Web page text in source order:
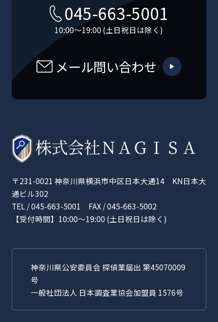
045-663-5001
10:00〜19:00 (土日祝日は除く)
メール問い合わせ
〒231-0021 神奈川県横浜市中区日本大通14 KN日本大
通ビル302
TEL / 045-663-5001 FAX / 045-663-5002
【受付時間】10:00〜19:00 (土日祝日は除く)
神奈川県公安委員会 探偵業届出 第45070009
号
一般社団法人 日本調査業協会加盟員 1576号